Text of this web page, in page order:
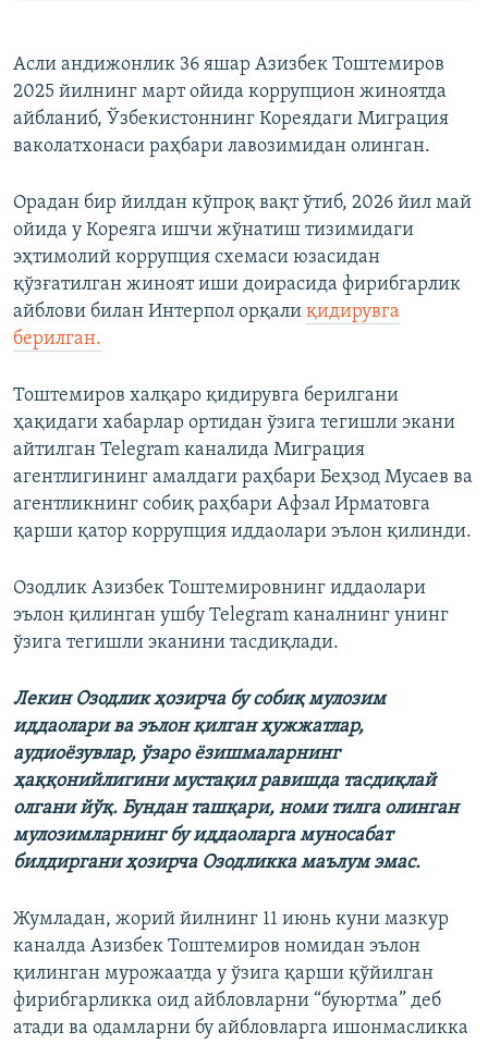
Асли андижонлик 36 яшар Азизбек Тоштемиров
2025 йилнинг март ойида коррупцион жиноятда
айбланиб, Ўзбекистоннинг Кореядаги Миграция
ваколатхонаси раҳбари лавозимидан олинган.
Орадан бир йилдан кўпроқ вақт ўтиб, 2026 йил май
ойида у Кореяга ишчи жўнатиш тизимидаги
эҳтимолий коррупция схемаси юзасидан
қўзғатилган жиноят иши доирасида фирибгарлик
айблови билан Интерпол орқали қидирувга
берилган.
Тоштемиров халқаро қидирувга берилгани
ҳақидаги хабарлар ортидан ўзига тегишли экани
айтилган Telegram каналида Миграция
агентлигининг амалдаги раҳбари Беҳзод Мусаев ва
агентликнинг собиқ раҳбари Афзал Ирматовга
қарши қатор коррупция иддаолари эълон қилинди.
Озодлик Азизбек Тоштемировнинг иддаолари
эълон қилинган ушбу Telegram каналнинг унинг
ўзига тегишли эканини тасдиқлади.
Лекин Озодлик ҳозирча бу собиқ мулозим
иддаолари ва эълон қилган ҳужжатлар,
аудиоёзувлар, ўзаро ёзишмаларнинг
ҳаққонийлигини мустақил равишда тасдиқлай
олгани йўқ. Бундан ташқари, номи тилга олинган
мулозимларнинг бу иддаоларга муносабат
билдиргани ҳозирча Озодликка маълум эмас.
Жумладан, жорий йилнинг 11 июнь куни мазкур
каналда Азизбек Тоштемиров номидан эълон
қилинган мурожаатда у ўзига қарши қўйилган
фирибгарликка оид айбловларни “буюртма” деб
атади ва одамларни бу айбловларга ишонмасликка